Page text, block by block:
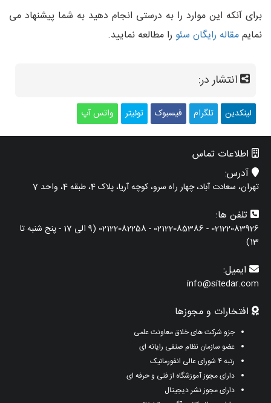
برای آنکه این موارد را به درستی انجام دهید به شما پیشنهاد می
نمایممقاله رایگان سئو را مطالعه نمایید.
انتشار در:
لینکدین تلگرام فیسبوک توئیتر واتس آپ
اطلاعات تماس
آدرس:
تهران، سعادت آباد، چهار راه سرو، کوچه آریا، پلاک 4، طبقه 4، واحد 7
تلفن ها:
02122083926 - 02122085386 - 02122082258 (9 الی 17 - پنج شنبه تا
13)
ایمیل:
info@sitedar.com
افتخارات و مجوزها
جزو شرکت های خلاق معاونت علمی
عضو سازمان نظام صنفی رایانه ای
رتبه ۴ شورای عالی انفورماتیک
دارای مجوز آموزشگاه از فنی و حرفه ای
دارای مجوز نشر دیجیتال